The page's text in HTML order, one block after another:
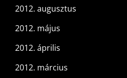
2012. augusztus
2012. május
2012. április
2012. március